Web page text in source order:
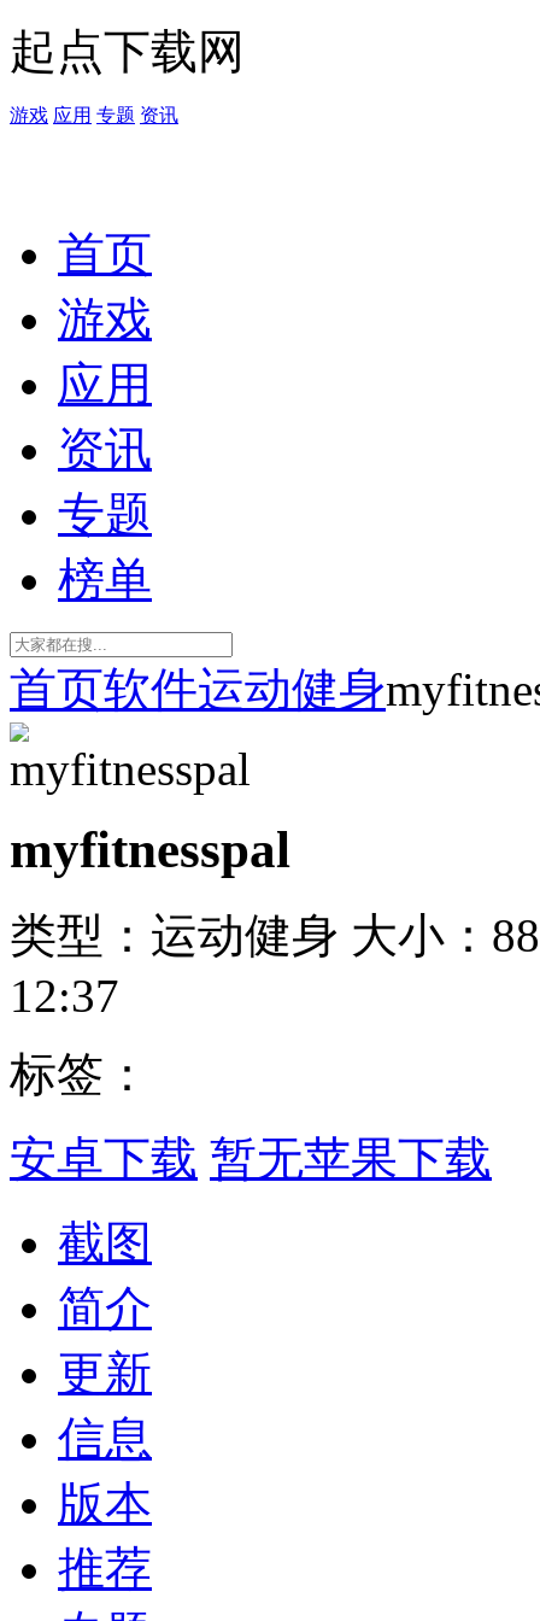
起点下载网
游戏 应用 专题 资讯
首页
游戏
应用
资讯
专题
榜单
首页软件运动健身
myfitnesspal
类型：运动健身 大小：
12:37
标签：
安卓下载 暂无苹果下载
截图
简介
更新
信息
版本
推荐